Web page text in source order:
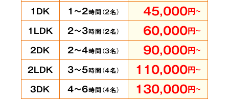
1DK 1～2時間（2名） 45,000円～
1LDK 2～3時間（2名） 60,000円～
2DK 2～4時間（3名） 90,000円～
2LDK 3～5時間（4名） 110,000円～
3DK 4～6時間（4名） 130,000円～